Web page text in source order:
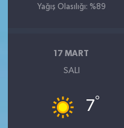
Yağış Olasılığı: %89
17 MART
SALI
7°